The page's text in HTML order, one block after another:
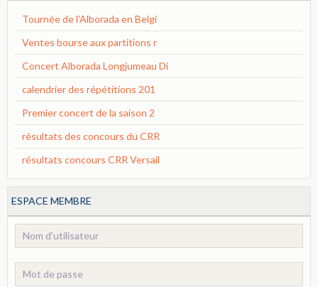
Tournée de l'Alborada en Belgi
Ventes bourse aux partitions r
Concert Alborada Longjumeau Di
calendrier des répétitions 201
Premier concert de la saison 2
résultats des concours du CRR
résultats concours CRR Versail
ESPACE MEMBRE